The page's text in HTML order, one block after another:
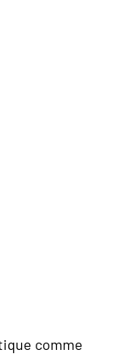
comme